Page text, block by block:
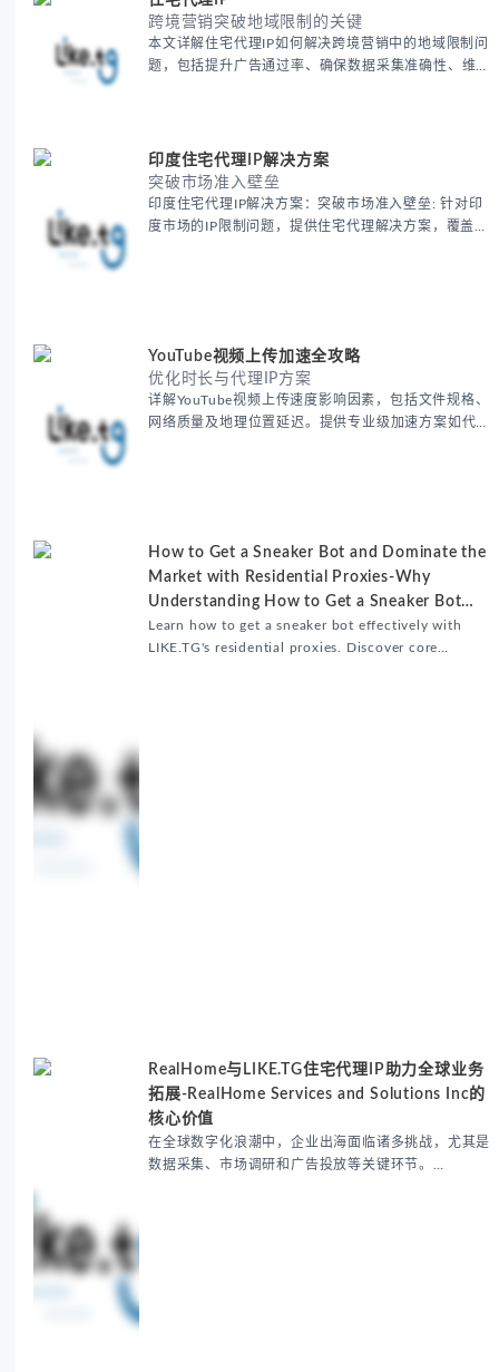
跨境营销突破地域限制的关键
本文详解住宅代理IP如何解决跨境营销中的地域限制问
题，包括提升广告通过率、确保数据采集准确性、维护
印度住宅代理IP解决方案
突破市场准入壁垒
印度住宅代理IP解决方案：突破市场准入壁垒: 针对印
度市场的IP限制问题，提供住宅代理解决方案，覆盖主
YouTube视频上传加速全攻略
优化时长与代理IP方案
详解YouTube视频上传速度影响因素，包括文件规格、
网络质量及地理位置延迟。提供专业级加速方案如代理
How to Get a Sneaker Bot and Dominate the
Market with Residential Proxies-Why
Understanding How to Get a Sneaker Bot
Matters
Learn how to get a sneaker bot effectively with
LIKE.TG's residential proxies. Discover core
RealHome与LIKE.TG住宅代理IP助力全球业务
拓展-RealHome Services and Solutions Inc的
核心价值
在全球数字化浪潮中，企业出海面临诸多挑战，尤其是
数据采集、市场调研和广告投放等关键环节。